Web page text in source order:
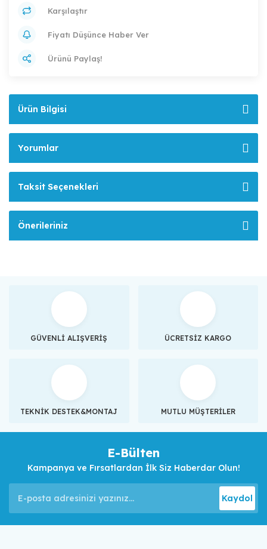
Karşılaştır
Fiyatı Düşünce Haber Ver
Ürünü Paylaş!
Ürün Bilgisi
Yorumlar
Taksit Seçenekleri
Önerileriniz
GÜVENLİ ALIŞVERİŞ ÜCRETSİZ KARGO
TEKNİK DESTEK&MONTAJ MUTLU MÜŞTERİLER
E-Bülten
Kampanya ve Fırsatlardan İlk Siz Haberdar Olun!
Kaydol